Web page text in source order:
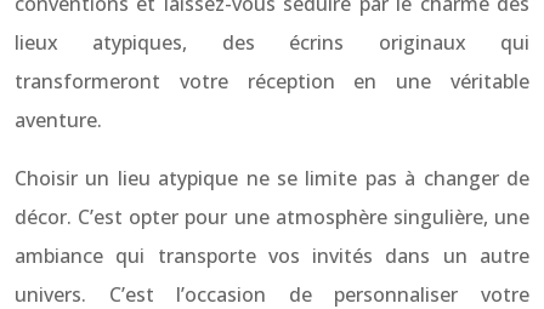
lieux atypiques, des écrins originaux qui
transformeront votre réception en une véritable
aventure.
Choisir un lieu atypique ne se limite pas à changer de
décor. C’est opter pour une atmosphère singulière, une
ambiance qui transporte vos invités dans un autre
univers. C’est l’occasion de personnaliser votre